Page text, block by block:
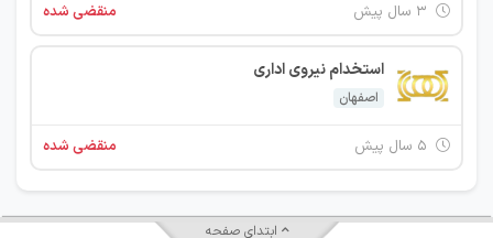
منقضی شده
استخدام نیروی اداری
اصفهان
منقضی شده
ابتدای صفحه